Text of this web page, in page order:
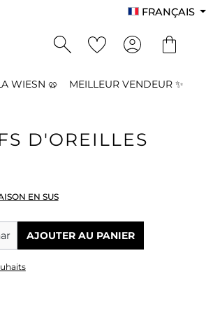
FRANÇAIS
WIESN 🥨 MEILLEUR VENDEUR ✨
D'OREILLES
EN SUS
: Entrez la
AJOUTER AU PANIER